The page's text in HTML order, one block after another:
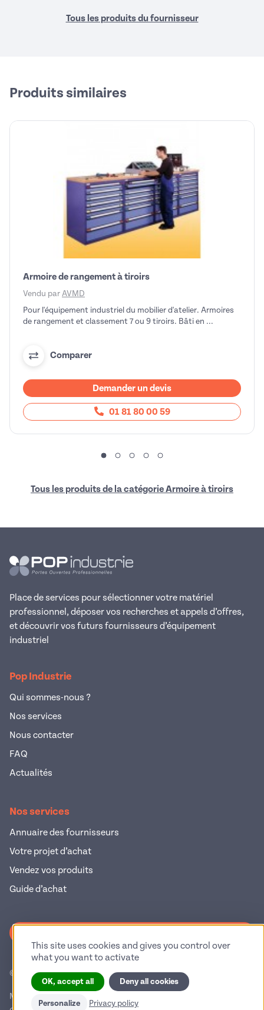
Tous les produits du fournisseur
Produits similaires
Armoire de rangement à tiroirs
Vendu par AVMD
Pour l'équipement industriel du mobilier d'atelier. Armoires
de rangement et classement 7 ou 9 tiroirs. Bâti en ...
Comparer
Demander un devis
01 81 80 00 59
Tous les produits de la catégorie Armoire à tiroirs
Place de services pour sélectionner votre matériel
professionnel, déposer vos recherches et appels d’offres,
et découvrir vos futurs fournisseurs d’équipement
industriel
Pop Industrie
Qui sommes-nous ?
Nos services
Nous contacter
FAQ
Actualités
Nos services
Annuaire des fournisseurs
Votre projet d’achat
Vendez vos produits
Guide d’achat
© 2026 Pop Industrie – Tous droits réservés
Mentions légales
This site uses cookies and gives you control over
what you want to activate
OK, accept all Deny all cookies
Personalize Privacy policy